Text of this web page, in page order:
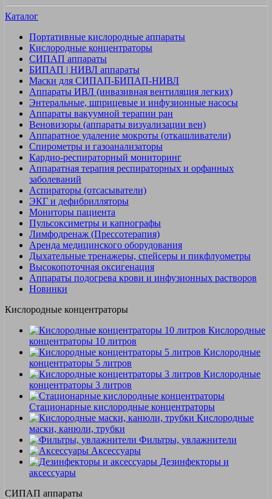
Каталог
Портативные кислородные аппараты
Кислородные концентраторы
СИПАП аппараты
БИПАП | НИВЛ аппараты
Маски для СИПАП-БИПАП-НИВЛ
Аппараты ИВЛ (инвазивная вентиляция легких)
Энтеральные, шприцевые и инфузионные насосы
Аппараты вакуумной терапии ран
Веновизоры (аппараты визуализации вен)
Аппаратное удаление мокроты (откашливатели)
Спирометры и газоанализаторы
Кардио-респираторный мониторинг
Аппаратная терапия респираторных и орфанных
заболеваний
Аспираторы (отсасыватели)
ЭКГ и дефибрилляторы
Мониторы пациента
Пульсоксиметры и капнографы
Лимфодренаж (Прессотерапия)
Аренда медицинского оборудования
Дыхательные тренажеры, спейсеры и пикфлуометры
Высокопоточная оксигенация
Аппараты подогрева крови и инфузионных растворов
Новинки
Кислородные концентраторы
Кислородные
концентраторы 10 литров
Кислородные
концентраторы 5 литров
Кислородные
концентраторы 3 литров
Стационарные кислородные концентраторы
Кислородные
маски, канюли, трубки
Фильтры, увлажнители
Аксессуары
Дезинфекторы и
аксессуары
СИПАП аппараты